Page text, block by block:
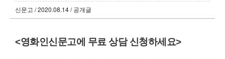
신문고 / 2020.08.14 / 공개글
<영화인신문고에 무료 상담 신청하세요>